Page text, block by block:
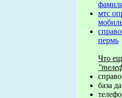
мтс
пермь
Что
база